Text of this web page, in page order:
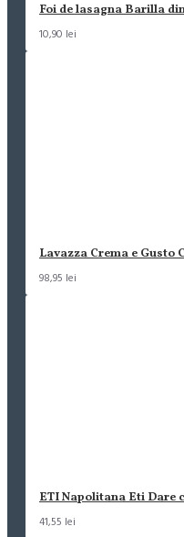
Foi de lasagna Barilla
10,90 lei
Lavazza Crema e Gusto
98,95 lei
ETI Napolitana Eti Dare
41,55 lei